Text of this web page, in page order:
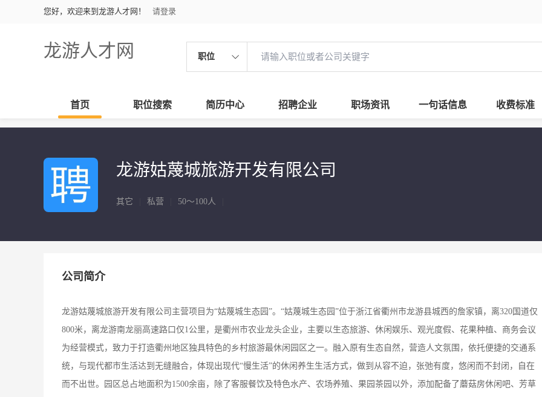
您好，欢迎来到龙游人才网！ 请登录
龙游人才网 职位
首页 职位搜索 简历中心 招聘企业 职场资讯 一句话信息 收费标准
龙游姑蔑城旅游开发有限公司
其它 私营 50～100人
公司简介
龙游姑蔑城旅游开发有限公司主营项目为“姑蔑城生态园”。“姑蔑城生态园”位于浙江省衢州市龙游县城西的詹家镇，离320国道仅
800米，离龙游南龙丽高速路口仅1公里，是衢州市农业龙头企业，主要以生态旅游、休闲娱乐、观光度假、花果种植、商务会议
为经营模式，致力于打造衢州地区独具特色的乡村旅游最休闲园区之一。融入原有生态自然，营造人文氛围，依托便捷的交通系
统，与现代都市生活达到无缝融合，体现出现代“慢生活”的休闲养生生活方式，做到从容不迫，张弛有度，悠闲而不封闭，自在
而不出世。园区总占地面积为1500余亩，除了客服餐饮及特色水产、农场养殖、果园茶园以外，添加配备了蘑菇房休闲吧、芳草